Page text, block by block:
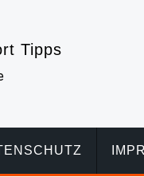
Tipps